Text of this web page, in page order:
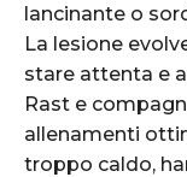
lancinante o
La lesione
stare attenta e
Rast e
allenamenti
troppo caldo,